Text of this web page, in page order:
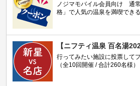
ノジマモバイル会員向け 通
格」で人気の温泉を満喫できる
【ニフティ温泉 百名湯
行ってみたい施設に投票して
（全10回開催 / 合計260名様）